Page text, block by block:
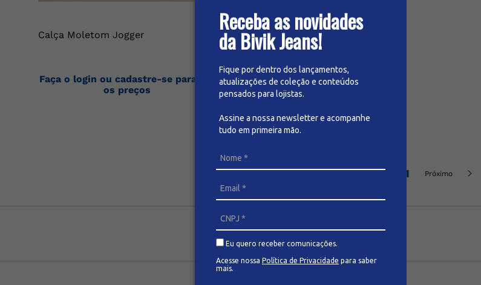
Receba as novidades
da Bivik Jeans!
Fique por dentro dos lançamentos,
atualizações de coleção e conteúdos
pensados para lojistas.
Assine a nossa newsletter e acompanhe
tudo em primeira mão.
Eu quero receber comunicações.
Acesse nossa Política de Privacidade para saber
mais.
Calça Moletom Jogger
Faça o login ou cadastre-se para ver
os preços
Calça C/ Zíper Masculina
Faça o login ou cadastre-se para ver
os preços
1 Próximo